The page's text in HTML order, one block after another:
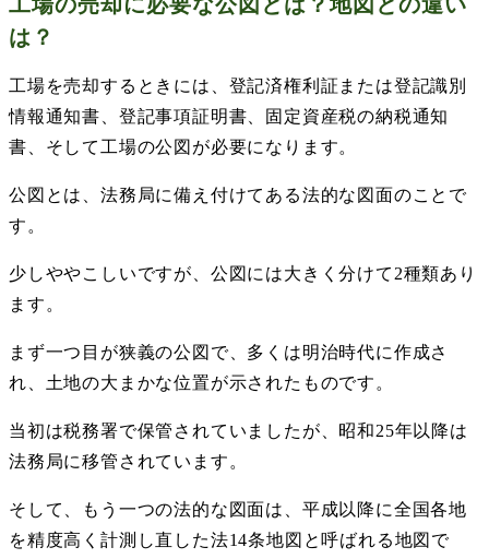
は？
工場を売却するときには、登記済権利証または登記識別
情報通知書、登記事項証明書、固定資産税の納税通知
書、そして工場の公図が必要になります。
公図とは、法務局に備え付けてある法的な図面のことで
す。
少しややこしいですが、公図には大きく分けて 2種類あり
ます。
まず一つ目が狭義の公図で、多くは明治時代に作成さ
れ、土地の大まかな位置が示されたものです。
当初は税務署で保管されていましたが、昭和25年以降は
法務局に移管されています。
そして、もう一つの法的な図面は、平成以降に全国各地
を精度高く計測し直した法14条地図と呼ばれる地図で